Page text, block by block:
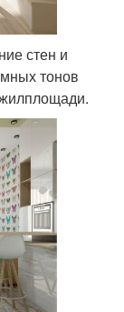
стен и
тонов